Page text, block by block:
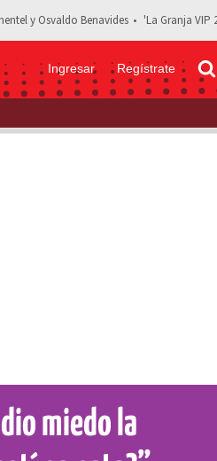
y Osvaldo Benavides 'La Granja VIP
Ingresar Regístrate
le dio miedo la presidencia:
miedo la